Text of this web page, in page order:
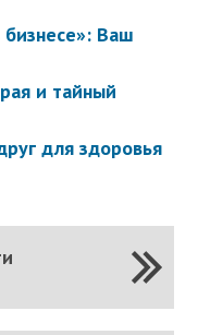
бизнесе»: Ваш
и тайный
для здоровья